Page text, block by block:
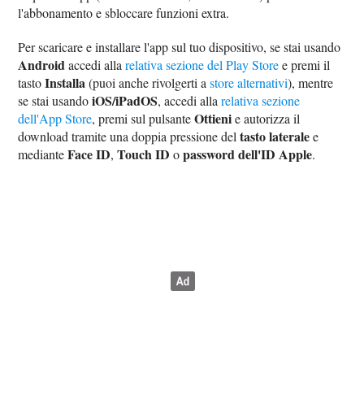
l'abbonamento e sbloccare funzioni extra.
Per scaricare e installare l'app sul tuo dispositivo, se stai usando
Androidaccedi allarelativa sezione del Play Storee premi il
tastoInstalla(puoi anche rivolgerti astore alternativi), mentre
se stai usandoiOS/iPadOS, accedi allarelativa sezione
dell'App Store, premi sul pulsanteOttienie autorizza il
download tramite una doppia pressione deltasto lateralee
medianteFace ID,Touch ID opassword dell'ID Apple.